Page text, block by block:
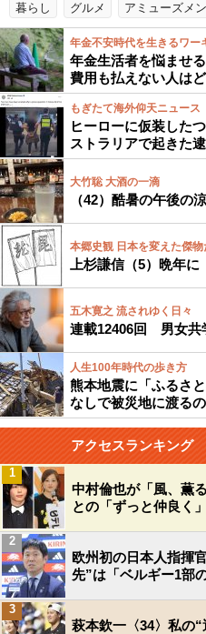
暮らし グルメ アミューズメ
年金不安時代を生きるワー
年金生活者を悩ませ
費用も払えない人は
もぎたて海外仰天ニュース
ヒーローに仮装した
ストラリアで起きた
大竹聡 大酒の一滴
（42）酷暑の午後の
本郷史観 日本を変えた傑物
上杉謙信（5）晩年
五木寛之 流されゆく日々
連載12406回 男女
人生100年時代の歩き方
熊本地震に「ふるさ
なしで被災地に渡る
アクセスランキング
中村倫也が「風、薫
との「ずっと仲良く
1
欧州初の日本人指揮
先”は「ベルギー1部
2
萩本欽一〈34〉私の
3